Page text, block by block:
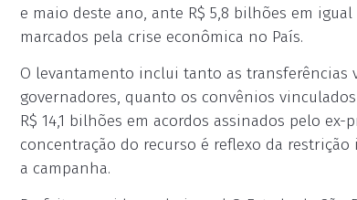
e maio deste ano, ante R$ 5,8 bilhões em
marcados pela crise econômica no País.
O levantamento inclui tanto as
governadores, quanto os convênios
R$ 14,1 bilhões em acordos assinados pelo
concentração do recurso é reflexo da
a campanha.